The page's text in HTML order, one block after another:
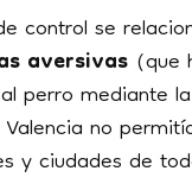
control se
aversivas(que
perro mediante
no
y ciudades de